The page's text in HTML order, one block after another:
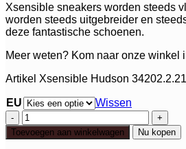
Xsensible sneakers worden steeds
worden steeds uitgebreider en
deze fantastische schoenen.
Meer weten? Kom naar onze winkel
Artikel Xsensible Hudson
EU
Wissen
Xsensible
Hudson
aantal
Toevoegen aan winkelwagen Nu kopen